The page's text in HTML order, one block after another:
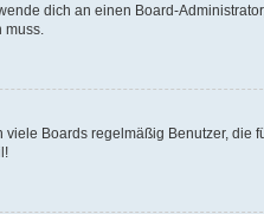
dich an einen Board-
Boards regelmäßig Benutzer, die